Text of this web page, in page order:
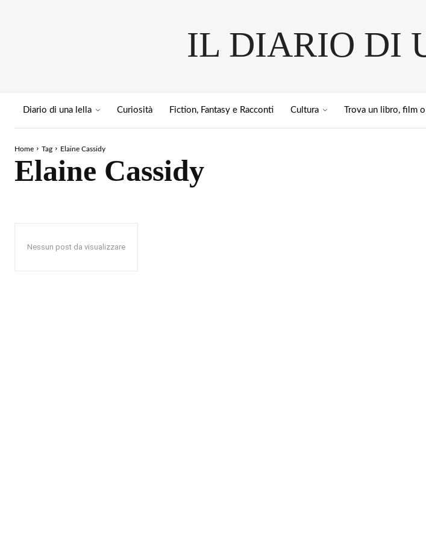
IL DIARIO DI
Diario di una lella Curiosità Fiction, Fantasy e Racconti Cultura Trova un libro, film
Home Tag Elaine Cassidy
Elaine Cassidy
Nessun post da visualizzare